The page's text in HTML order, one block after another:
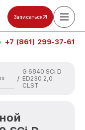
Записаться
+7 (861) 299-37-61
/
G 6840 SCi D
ED230 2,0
CLST